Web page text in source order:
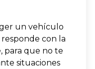
un vehículo
responde con la
para que no te
situaciones